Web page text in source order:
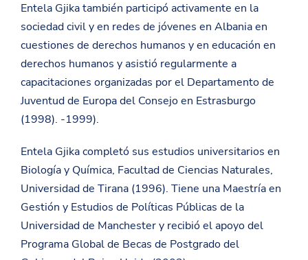
Entela Gjika también participó activamente en la
sociedad civil y en redes de jóvenes en Albania en
cuestiones de derechos humanos y en educación en
derechos humanos y asistió regularmente a
capacitaciones organizadas por el Departamento de
Juventud de Europa del Consejo en Estrasburgo
(1998). -1999).
Entela Gjika completó sus estudios universitarios en
Biología y Química, Facultad de Ciencias Naturales,
Universidad de Tirana (1996). Tiene una Maestría en
Gestión y Estudios de Políticas Públicas de la
Universidad de Manchester y recibió el apoyo del
Programa Global de Becas de Postgrado del